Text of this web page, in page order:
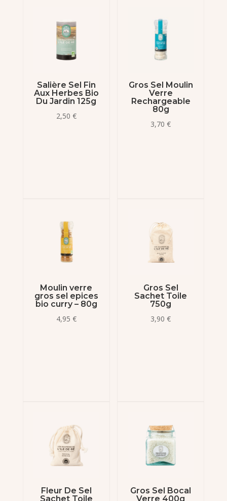
Salière Sel Fin
Aux Herbes Bio
Du Jardin 125g
2,50 €
Gros Sel Moulin
Verre
Rechargeable
80g
3,70€
Moulin verre
gros sel epices
bio curry – 80g
4,95 €
Gros Sel
Sachet Toile
750g
3,90€
Fleur De Sel
Sachet Toile
Gros Sel Bocal
Verre 400g